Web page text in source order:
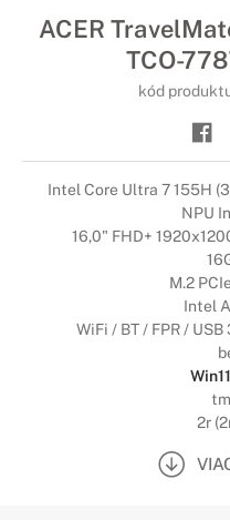
ACER
TCO-
kód
Intel Core Ultra 7 155H
NPU
16,0" FHD+
M.2
Intel
WiFi / BT / FPR /
2r